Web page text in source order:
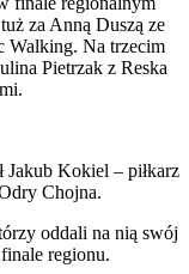
za Anną Duszą ze
Walking. Na trzecim
Pietrzak z Reska
Jakub Kokiel – piłkarz
Chojna.
oddali na nią swój
regionu.